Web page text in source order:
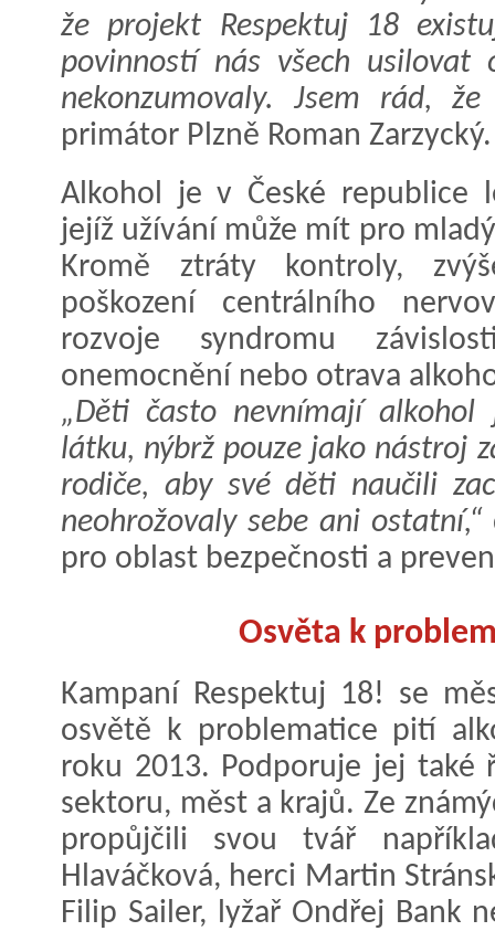
že projekt Respektuj 18
povinností nás všech
nekonzumovaly. Jsem rád,
primátor Plzně Roman Zarzycký.
Alkohol je v České republice
jejíž užívání může mít pro
Kromě ztráty kontroly,
poškození centrálního
rozvoje syndromu
onemocnění nebo otrava
„Děti často nevnímají alkohol
látku, nýbrž pouze jako nástroj
rodiče, aby své děti naučili
neohrožovaly sebe ani ostatní,“
pro oblast bezpečnosti a
Osvěta k
Kampaní Respektuj 18! se
osvětě k problematice pití
roku 2013. Podporuje jej také
sektoru, měst a krajů. Ze
propůjčili svou tvář
Hlaváčková, herci Martin
Filip Sailer, lyžař Ondřej Bank